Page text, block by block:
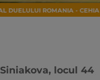
DUELULUI ROMANIA - CEHIA
locul 44